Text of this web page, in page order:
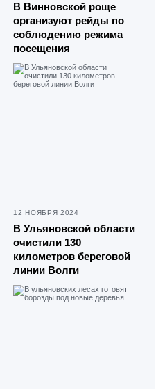
В Винновской роще
организуют рейды по
соблюдению режима
посещения
12 НОЯБРЯ 2024
В Ульяновской области
очистили 130
километров береговой
линии Волги